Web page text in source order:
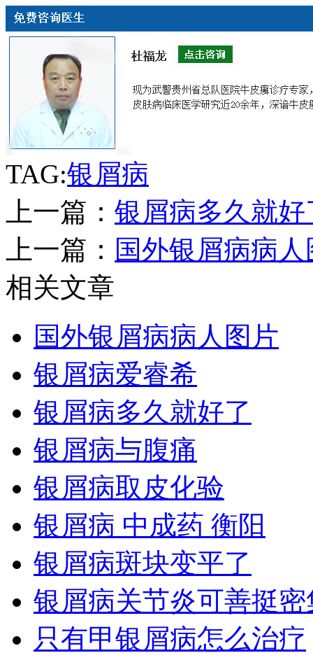
TAG:银屑病
上一篇： 银屑病多久就好
上一篇： 国外银屑病病人
相关文章
国外银屑病病人图片
银屑病爱睿希
银屑病多久就好了
银屑病与腹痛
银屑病取皮化验
银屑病 中成药 衡阳
银屑病斑块变平了
银屑病关节炎可善挺密
只有甲银屑病怎么治疗